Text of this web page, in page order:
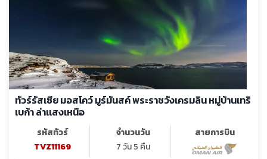
ทัวร์รัสเซีย มอสโคว์ มูร์มันสค์ พระราชวังเครมลิน หมู่บ้านเทริ
เบก้า ล่าเเสงเหนือ
รหัสทัวร์
TVZ11169
จำนวนวัน
7 วัน 5 คืน
สายการบิน